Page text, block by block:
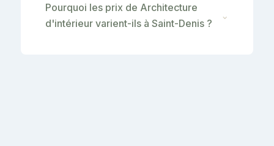
Pourquoi les prix de Architecture
d'intérieur varient-ils à Saint-Denis ?
⌄